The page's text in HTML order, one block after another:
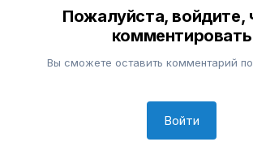
Пожалуйста, войдите,
комментировать
Вы сможете оставить комментарий
Войти